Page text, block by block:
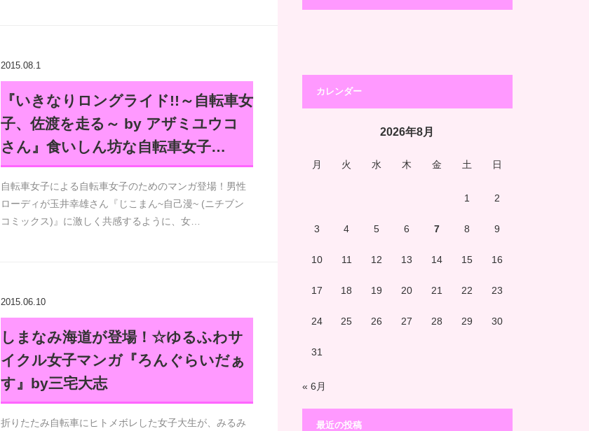
2015.08.1
『いきなりロングライド!!～自転車女
子、佐渡を走る～ by アザミユウコ
さん』食いしん坊な自転車女子…
自転車女子による自転車女子のためのマンガ登場！男性
ローディが玉井幸雄さん『じこまん~自己漫~ (ニチブン
コミックス)』に激しく共感するように、女…
2015.06.10
しまなみ海道が登場！☆ゆるふわサ
イクル女子マンガ『ろんぐらいだぁ
す』by三宅大志
折りたたみ自転車にヒトメボレした女子大生が、みるみ
カレンダー
2026年8月
月 火 水 木 金 土 日
1 2
3 4 5 6 7 8 9
10 11 12 13 14 15 16
17 18 19 20 21 22 23
24 25 26 27 28 29 30
31
« 6月
最近の投稿